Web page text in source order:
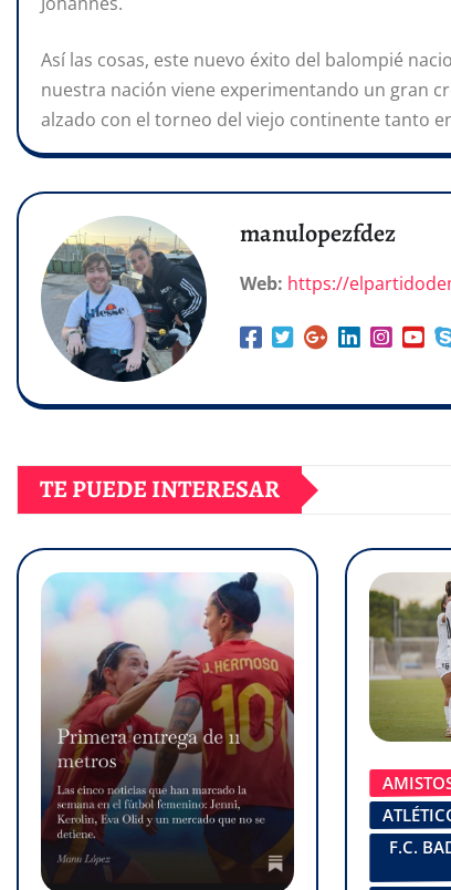
Así las cosas, este nuevo éxito del balompié
nuestra nación viene experimentando un gran
alzado con el torneo del viejo continente tanto
manulopezfdez
Web: https://
TE PUEDE INTERESAR
F.C.